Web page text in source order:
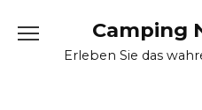
Camping
Erleben Sie das